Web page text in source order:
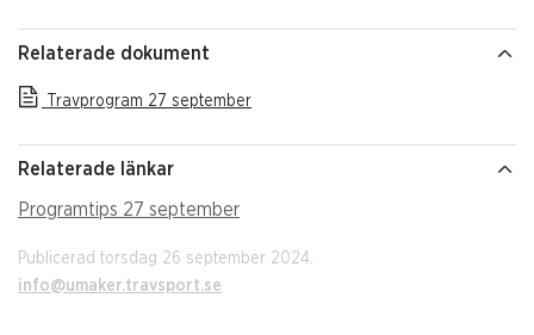
Relaterade dokument
Travprogram 27 september
Relaterade länkar
Programtips 27 september
Publicerad torsdag 26 september 2024.
info@umaker.travsport.se